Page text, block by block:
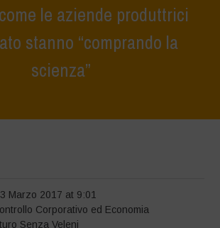
le aziende produttrici
stanno “comprando la
scienza”
Marzo 2017 at 9:01
Corporativo ed Economia
Senza Veleni